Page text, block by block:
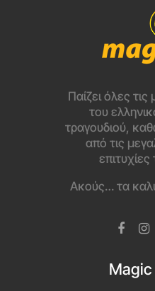
Παίζει όλες τις
του
τραγουδιού,
από τις
Ακούς… τα